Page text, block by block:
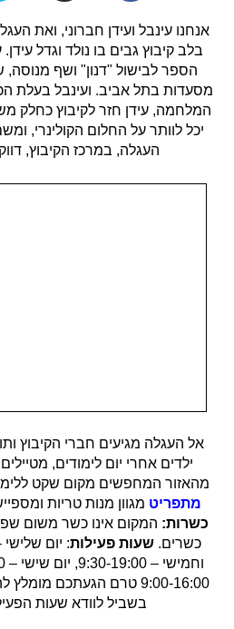
אנחנו עינבל ועידן חברוני, ואת
בלב קיבוץ גבים בו נולד וגדל
הספר לבישול "דנון" ושף מנוסה,
מסעדות בתל אביב. ועינבל בעלת
המלחמה, עידן חזר לקיבוץ כחלק
יכל לוותר על החלום הקולינרי,
העגלה, במרכז הקיבוץ,
אל העגלה מגיעים חברי הקיבוץ
ילדים אחרי יום לימודים,
מהאזור המחפשים מקום שקט
מתפריט מגוון מנות טריות
כשרות: המקום אינו כשר משום
כשרים. שעות פעילות
9:00-16:00 טרם הגעתכם
בשביל לוודא שעות